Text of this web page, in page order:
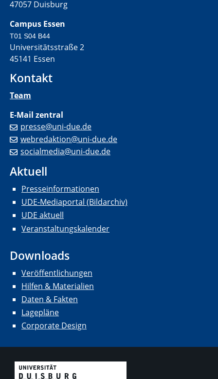
47057 Duisburg
Campus Essen
T01 S04 B44
Universitätsstraße 2
45141 Essen
Kontakt
Team
E-Mail zentral
presse@uni-due.de
webredaktion@uni-due.de
socialmedia@uni-due.de
Aktuell
Presseinformationen
UDE-Mediaportal (Bildarchiv)
UDE aktuell
Veranstaltungskalender
Downloads
Veröffentlichungen
Hilfen & Materialien
Daten & Fakten
Lagepläne
Corporate Design